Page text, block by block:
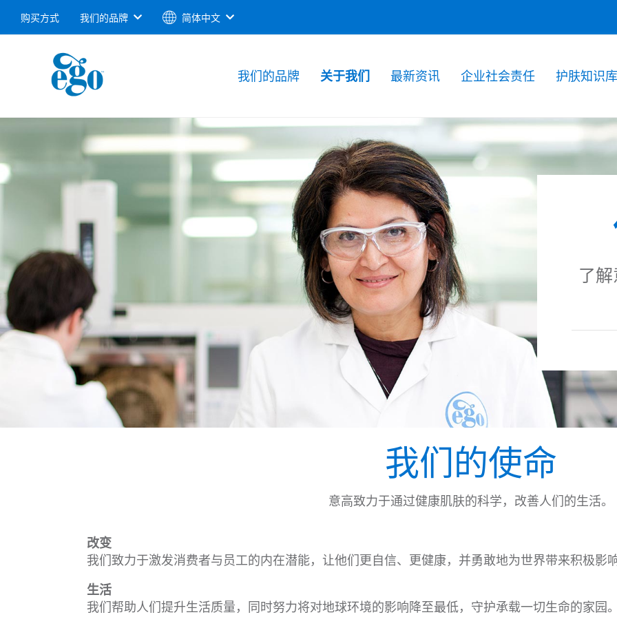
购买方式 我们的品牌 简体中文
我们的品牌 关于我们 最新资讯 企业社会责任 护肤知识库
了
我们的使命
意高致力于通过健康肌肤的科学，改善人们的生活。
改变
我们致力于激发消费者与员工的内在潜能，让他们更自信、更健康，并勇敢地为世界带来积极影
生活
我们帮助人们提升生活质量，同时努力将对地球环境的影响降至最低，守护承载一切生命的家园